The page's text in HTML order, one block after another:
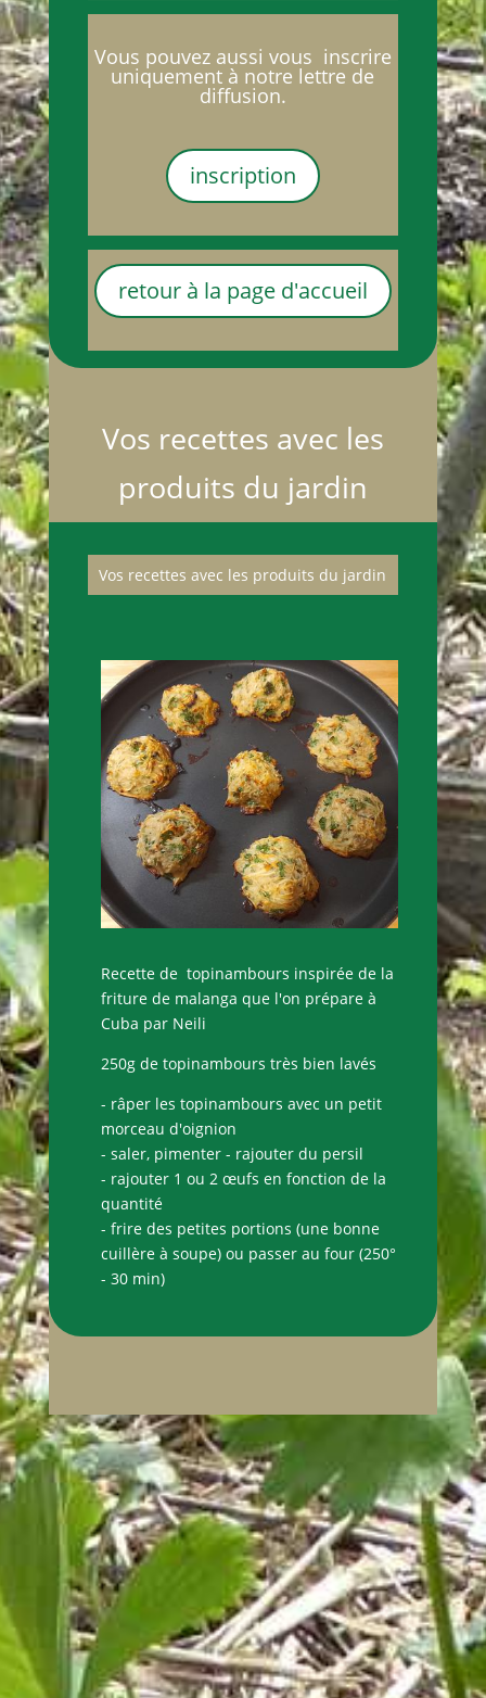
Vous pouvez aussi vous inscrire
uniquement à notre lettre de
diffusion.
inscription
retour à la page d'accueil
Vos recettes avec les
produits du jardin
Vos recettes avec les produits du jardin
Recette de topinambours inspirée de la
friture de malanga que l'on prépare à
Cuba par Neili
250g de topinambours très bien lavés
- râper les topinambours avec un petit
morceau d'oignion
- saler, pimenter - rajouter du persil
- rajouter 1 ou 2 œufs en fonction de la
quantité
- frire des petites portions (une bonne
cuillère à soupe) ou passer au four (250°
- 30 min)